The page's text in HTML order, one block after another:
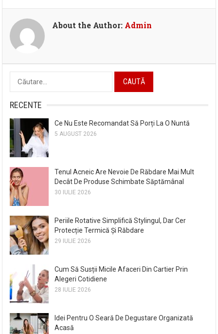
About the Author: Admin
Caută
după:
RECENTE
Ce Nu Este Recomandat Să Porți La O Nuntă
5 AUGUST 2026
Tenul Acneic Are Nevoie De Răbdare Mai Mult
Decât De Produse Schimbate Săptămânal
30 IULIE 2026
Periile Rotative Simplifică Stylingul, Dar Cer
Protecție Termică Și Răbdare
29 IULIE 2026
Cum Să Susții Micile Afaceri Din Cartier Prin
Alegeri Cotidiene
28 IULIE 2026
Idei Pentru O Seară De Degustare Organizată
Acasă